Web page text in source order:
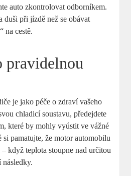
auto zkontrolovat odborníkem.
při jízdě než se obávat
na cestě.
pravidelnou
je jako péče o zdraví vašeho
chladicí soustavu, předejdete
které by mohly vyústit ve vážné
si pamatujte, že motor automobilu
když teplota stoupne nad určitou
následky.